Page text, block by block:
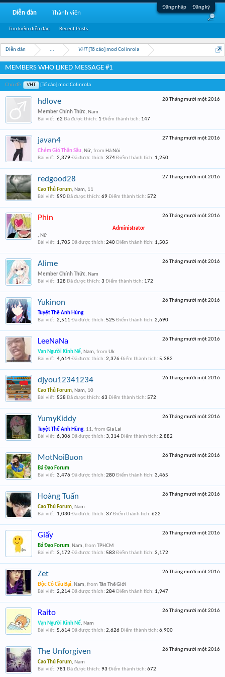
Đăng nhập Đăng ký
Diễn đàn ... VHT[Tố cáo] mod Colinrola
MEMBERS WHO LIKED MESSAGE #1
Chủ đề: VHT [Tố cáo] mod Colinrola
28 Tháng mười một 2016
hdlove
Member Chính Thức, Nam
Bài viết: 62 Đã được thích: 1 Điểm thành tích: 147
27 Tháng mười một 2016
javan4
Chém Gió Thần Sầu, Nữ, from Hà Nội
Bài viết: 2,379Đã được thích: 374Điểm thành tích: 1,250
27 Tháng mười một 2016
redgood28
Cao Thủ Forum, Nam, 11
Bài viết: 590Đã được thích: 69Điểm thành tích: 572
26 Tháng mười một 2016
Phin
Administrator
, Nữ
Bài viết: 1,705 Đã được thích: 240Điểm thành tích: 1,505
26 Tháng mười một 2016
Alime
Member Chính Thức, Nam
Bài viết: 128 Đã được thích: 3 Điểm thành tích: 172
26 Tháng mười một 2016
Yukinon
Tuyệt Thế Anh Hùng
Bài viết: 2,511 Đã được thích: 525 Điểm thành tích: 2,690
26 Tháng mười một 2016
LeeNaNa
Vạn Người Kính Nể, Nam, from Uk
Bài viết: 4,614Đã được thích: 2,376Điểm thành tích: 5,382
26 Tháng mười một 2016
djyou12341234
Cao Thủ Forum, Nam, 10
Bài viết: 538 Đã được thích: 63 Điểm thành tích: 572
26 Tháng mười một 2016
YumyKiddy
Tuyệt Thế Anh Hùng, 11, from Gia Lai
Bài viết: 6,306Đã được thích: 3,314Điểm thành tích: 2,882
26 Tháng mười một 2016
MotNoiBuon
Bá Đạo Forum
Bài viết: 3,476Đã được thích: 280Điểm thành tích: 3,465
26 Tháng mười một 2016
Hoàng Tuấn
Cao Thủ Forum, Nam
Bài viết: 1,030Đã được thích: 37Điểm thành tích: 622
26 Tháng mười một 2016
Giấy
Bá Đạo Forum, Nam, from TPHCM
Bài viết: 3,172 Đã được thích: 583 Điểm thành tích: 3,172
26 Tháng mười một 2016
Zet
Độc Cô Cầu Bại, Nam, from Tân Thế Giới
Bài viết: 2,214Đã được thích: 284Điểm thành tích: 1,947
26 Tháng mười một 2016
Raito
Vạn Người Kính Nể, Nam
Bài viết: 5,614Đã được thích: 2,626Điểm thành tích: 6,900
26 Tháng mười một 2016
The Unforgiven
Cao Thủ Forum, Nam
Bài viết: 781 Đã được thích: 93 Điểm thành tích: 672
Diễn đàn
Tìm kiếm diễn đàn Recent Posts
Thành viên